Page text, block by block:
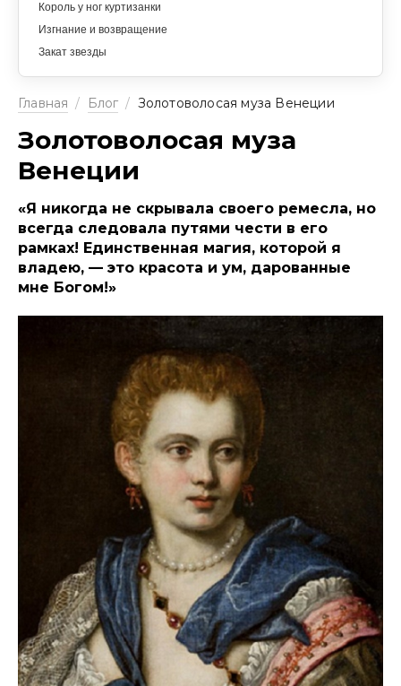
Король у ног куртизанки
Изгнание и возвращение
Закат звезды
Главная / Блог / Золотоволосая муза Венеции
Золотоволосая муза
Венеции
«Я никогда не скрывала своего ремесла, но
всегда следовала путями чести в его
рамках! Единственная магия, которой я
владею, — это красота и ум, дарованные
мне Богом!»